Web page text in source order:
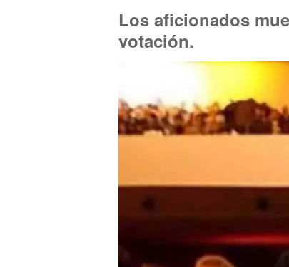
Los aficionados
votación.